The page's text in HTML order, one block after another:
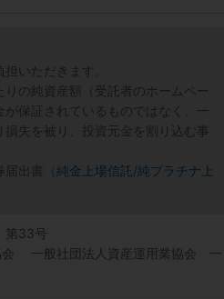
いただきます。
の純資産額（受託者のホームペー
保証されているものではなく、一
失を被り、投資元金を割り込む事
出書（ 純金上場信託 /純プラチナ上
第33号
会 一般社団法人資産運用業協会 一